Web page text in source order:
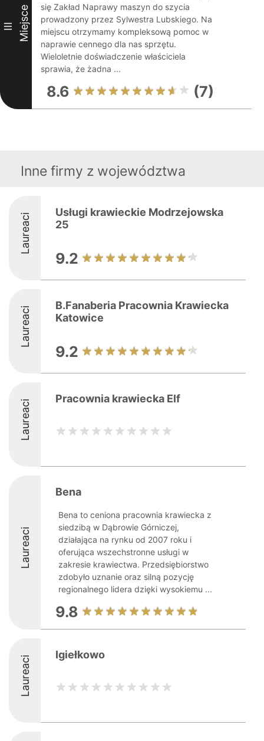
III Miejsce
się Zakład Naprawy maszyn do szycia
prowadzony przez Sylwestra Lubskiego. Na
miejscu otrzymamy kompleksową pomoc w
naprawie cennego dla nas sprzętu.
Wieloletnie doświadczenie właściciela
sprawia, że żadna ...
8.6 (7)
Inne firmy z województwa
Laureaci
Usługi krawieckie Modrzejowska
25
9.2
Laureaci
B.Fanaberia Pracownia Krawiecka
Katowice
9.2
Laureaci Pracownia krawiecka Elf
Laureaci
Bena
Bena to ceniona pracownia krawiecka z
siedzibą w Dąbrowie Górniczej,
działająca na rynku od 2007 roku i
oferująca wszechstronne usługi w
zakresie krawiectwa. Przedsiębiorstwo
zdobyło uznanie oraz silną pozycję
regionalnego lidera dzięki wysokiemu ...
9.8
Laureaci Igiełkowo